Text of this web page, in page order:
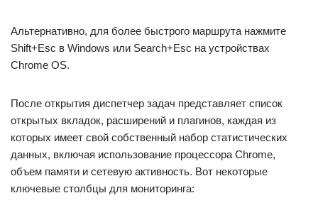
Альтернативно, для более быстрого маршрута нажмите
Shift+Esc в Windows или Search+Esc на устройствах
Chrome OS.
После открытия диспетчер задач представляет список
открытых вкладок, расширений и плагинов, каждая из
которых имеет свой собственный набор статистических
данных, включая использование процессора Chrome,
объем памяти и сетевую активность. Вот некоторые
ключевые столбцы для мониторинга: